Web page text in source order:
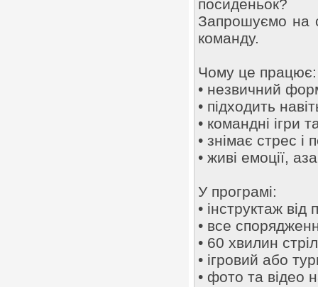
посиденьок?
Запрошуємо на
команду.
Чому це працює:
• незвичний
• підходить
• командні ігри
• знімає стрес і
• живі емоції,
У програмі:
• інструктаж
• все
• 60 хвилин
• ігровий або
• фото та відео